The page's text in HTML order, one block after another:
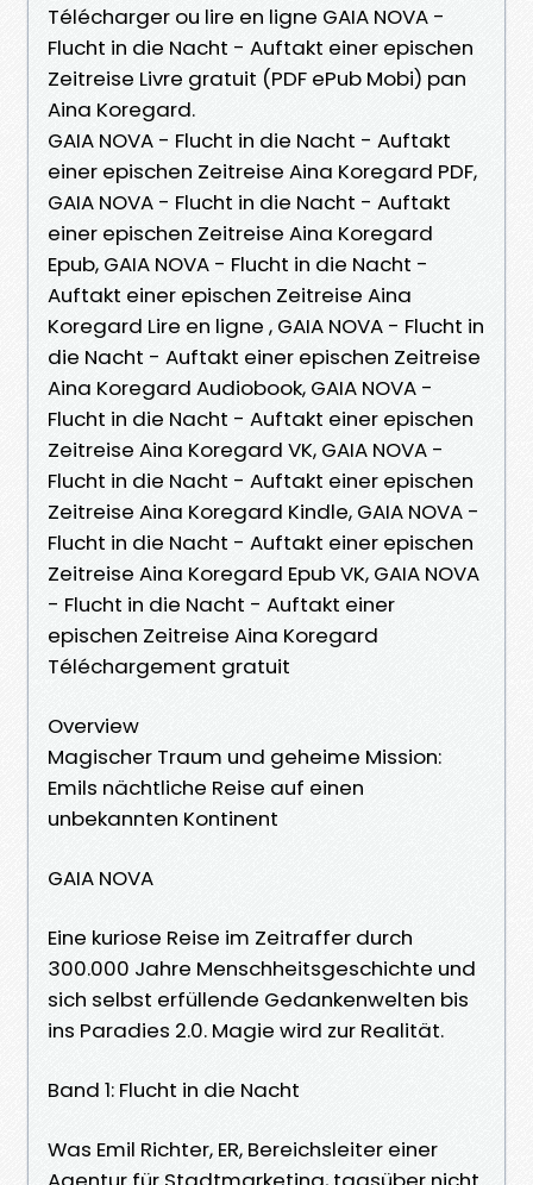
Télécharger ou lire en ligne GAIA NOVA -
Flucht in die Nacht - Auftakt einer epischen
Zeitreise Livre gratuit (PDF ePub Mobi) pan
Aina Koregard.
GAIA NOVA - Flucht in die Nacht - Auftakt
einer epischen Zeitreise Aina Koregard PDF,
GAIA NOVA - Flucht in die Nacht - Auftakt
einer epischen Zeitreise Aina Koregard
Epub, GAIA NOVA - Flucht in die Nacht -
Auftakt einer epischen Zeitreise Aina
Koregard Lire en ligne , GAIA NOVA - Flucht in
die Nacht - Auftakt einer epischen Zeitreise
Aina Koregard Audiobook, GAIA NOVA -
Flucht in die Nacht - Auftakt einer epischen
Zeitreise Aina Koregard VK, GAIA NOVA -
Flucht in die Nacht - Auftakt einer epischen
Zeitreise Aina Koregard Kindle, GAIA NOVA -
Flucht in die Nacht - Auftakt einer epischen
Zeitreise Aina Koregard Epub VK, GAIA NOVA
- Flucht in die Nacht - Auftakt einer
epischen Zeitreise Aina Koregard
Téléchargement gratuit
Overview
Magischer Traum und geheime Mission:
Emils nächtliche Reise auf einen
unbekannten Kontinent
GAIA NOVA
Eine kuriose Reise im Zeitraffer durch
300.000 Jahre Menschheitsgeschichte und
sich selbst erfüllende Gedankenwelten bis
ins Paradies 2.0. Magie wird zur Realität.
Band 1: Flucht in die Nacht
Was Emil Richter, ER, Bereichsleiter einer